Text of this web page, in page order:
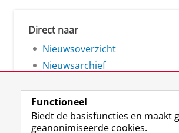
Direct naar
Nieuwsoverzicht
Nieuwsarchief
Functioneel
Biedt de basisfuncties en maakt
geanonimiseerde cookies.